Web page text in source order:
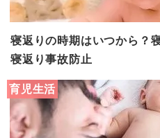
寝返りの時期はいつから？
寝返り事故防止
育児生活